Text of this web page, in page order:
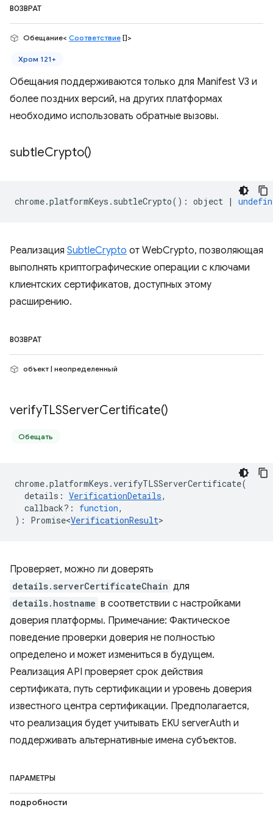
ВОЗВРАТ
Обещание< Соответствие []>
Хром 121+
Обещания поддерживаются только для Manifest V3 и
более поздних версий, на других платформах
необходимо использовать обратные вызовы.
subtleCrypto()
chrome.platformKeys . subtleCrypto() : object |
Реализация SubtleCrypto от WebCrypto, позволяющая
выполнять криптографические операции с ключами
клиентских сертификатов, доступных этому
расширению.
ВОЗВРАТ
объект | неопределенный
verifyTLSServerCertificate()
Обещать
chrome.platformKeys .verifyTLSServerCertificate(
details : VerificationDetails,
callback? : function,
) : Promise<VerificationResult>
Проверяет, можно ли доверять
details.serverCertificateChain для
details.hostname в соответствии с настройками
доверия платформы. Примечание: Фактическое
поведение проверки доверия не полностью
определено и может измениться в будущем.
Реализация API проверяет срок действия
сертификата, путь сертификации и уровень доверия
известного центра сертификации. Предполагается,
что реализация будет учитывать EKU serverAuth и
поддерживать альтернативные имена субъектов.
ПАРАМЕТРЫ
подробности